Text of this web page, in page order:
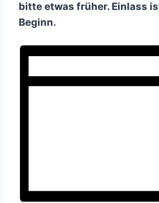
bitte etwas früher. Einlass
Beginn.